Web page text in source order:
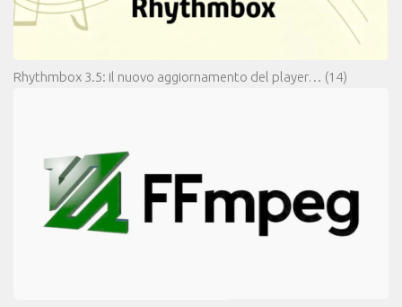
Rhythmbox 3.5: il nuovo aggiornamento del player… (14)